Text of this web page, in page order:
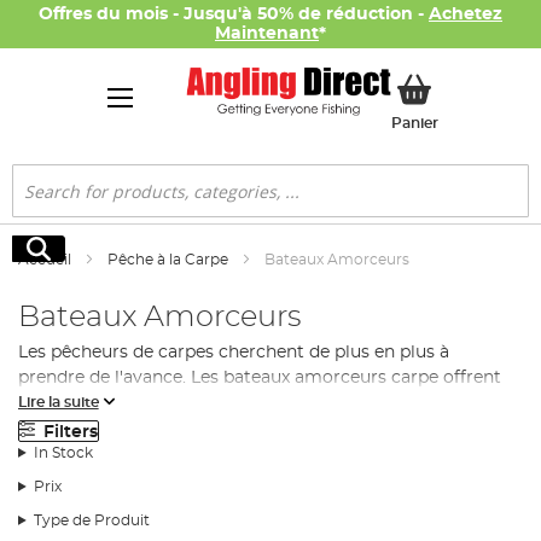
Offres du mois - Jusqu'à 50% de réduction - Achetez
Maintenant*
PanierMon panier
Rechercher
Rechercher
Accueil Pêche à la Carpe Bateaux Amorceurs
Bateaux Amorceurs
Les pêcheurs de carpes cherchent de plus en plus à
prendre de l'avance. Les bateaux amorceurs carpe offrent
une solution technologique avancée au problème de la
distribution précise de l'appât et, qu'il s'agisse de lacs
tranquilles ou de mers intérieures beaucoup plus grandes,
le bon bateau amorceur carpe peut vous garantir un taux
amorceurs carpe ne sont pas utilisés uniquement pour
Lire la suite
Filters
In Stock
Prix
Type de Produit